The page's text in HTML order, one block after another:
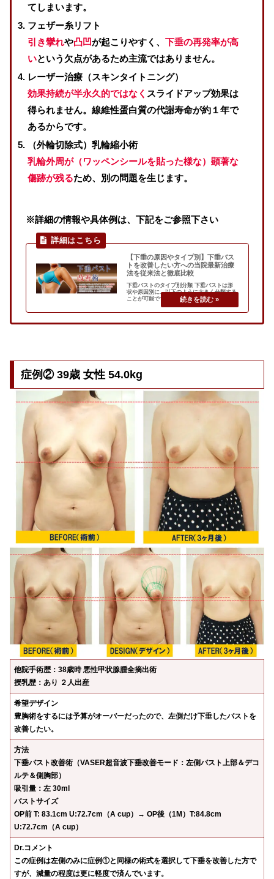
てしまいます。
フェザー糸リフト
引き攣れや凸凹が起こりやすく、 下垂の再発率が高
いという欠点があるため主流ではありません。
レーザー治療（スキンタイトニング）
効果持続が半永久的ではなく スライドアップ効果は
得られません。線維性蛋白質の代謝寿命が約１年で
あるからです。
（外輪切除式）乳輪縮小術
乳輪外周が（ワッペンシールを貼った様な）顕著な
傷跡が残るため、別の問題を生じます。
※詳細の情報や具体例は、下記をご参照下さい
【下垂の原因やタイプ別】下垂バス
トを改善したい方への当院最新治療
法を従来法と徹底比較
下垂バストのタイプ別分類 下垂バストは形
状や原因別に、以下のように大きく分類する
ことが可能です。 形状別 軽度下垂タイプ 三
角袋下垂タイプ 中等度下垂タイプ 高度下垂
タイプ 上記何れかの複合タイプ 原因別 生来
るい痩 授乳 （シリコンバッ...
症例② 39歳 女性 54.0kg
他院手術歴：38歳時 悪性甲状腺腫全摘出術
授乳歴：あり ２人出産
希望デザイン
豊胸術をするには予算がオーバーだったので、左側だけ下垂したバストを
改善したい。
方法
下垂バスト改善術（VASER超音波下垂改善モード：左側バスト上部＆デコ
ルテ＆側胸部）
吸引量：左 30ml
バストサイズ
OP前 T: 83.1cm U:72.7cm（A cup）→ OP後（1M）T:84.8cm
U:72.7cm（A cup）
Dr.コメント
この症例は左側のみに症例①と同様の術式を選択して下垂を改善した方で
すが、減量の程度は更に軽度で済んでいます。